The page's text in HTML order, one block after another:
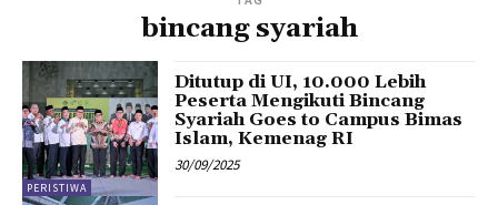
bincang syariah
PERISTIWA
Ditutup di UI, 10.000 Lebih
Peserta Mengikuti Bincang
Syariah Goes to Campus Bimas
Islam, Kemenag RI
30/09/2025